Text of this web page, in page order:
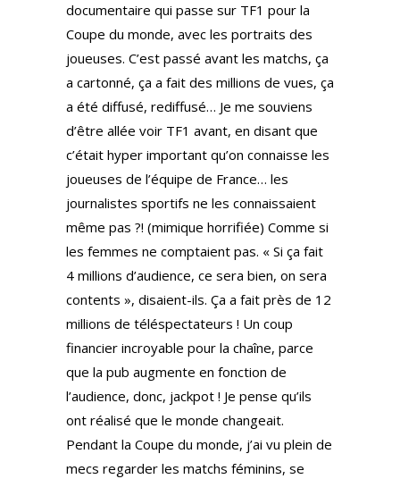
documentaire qui passe sur TF1 pour la
Coupe du monde, avec les portraits des
joueuses. C’est passé avant les matchs, ça
a cartonné, ça a fait des millions de vues, ça
a été diffusé, rediffusé… Je me souviens
d’être allée voir TF1 avant, en disant que
c’était hyper important qu’on connaisse les
joueuses de l’équipe de France… les
journalistes sportifs ne les connaissaient
même pas ?! (mimique horrifiée) Comme si
les femmes ne comptaient pas. « Si ça fait
4 millions d’audience, ce sera bien, on sera
contents », disaient-ils. Ça a fait près de 12
millions de téléspectateurs ! Un coup
financier incroyable pour la chaîne, parce
que la pub augmente en fonction de
l’audience, donc, jackpot ! Je pense qu’ils
ont réalisé que le monde changeait.
Pendant la Coupe du monde, j’ai vu plein de
mecs regarder les matchs féminins, se